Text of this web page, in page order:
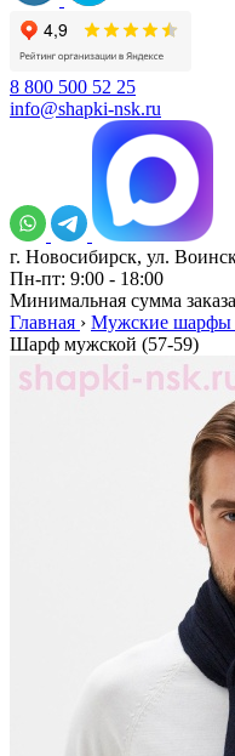
8 800 500 52 25
info@shapki-nsk.ru
г. Новосибирск, ул.
Пн-пт: 9:00 - 18:00
Минимальная сумма
Главная › Мужские шарфы
Шарф мужской (57-59)